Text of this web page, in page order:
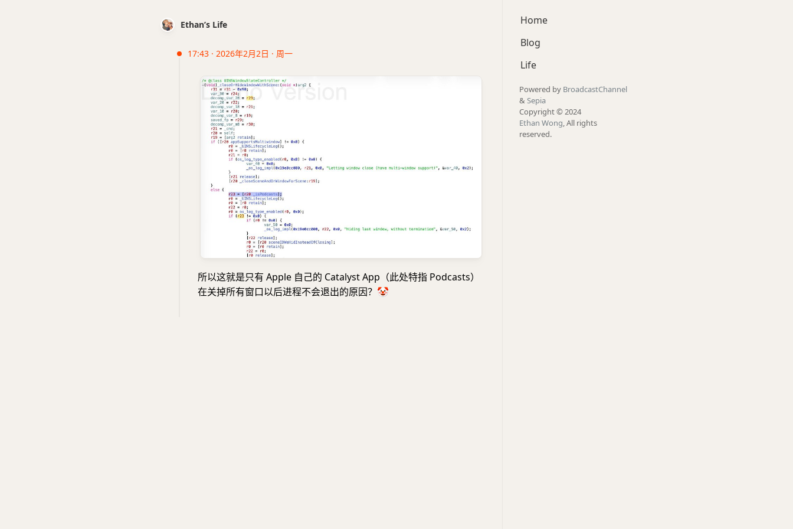
Ethan’s Life
17:43 · 2026年2月2日 · 周一
所以这就是只有 Apple 自己的 Catalyst App（此处特指 Podcasts）
在关掉所有窗口以后进程不会退出的原因？ 🤡
Home
Blog
Life
Powered by BroadcastChannel
& Sepia
Copyright © 2024
Ethan Wong, All rights
reserved.